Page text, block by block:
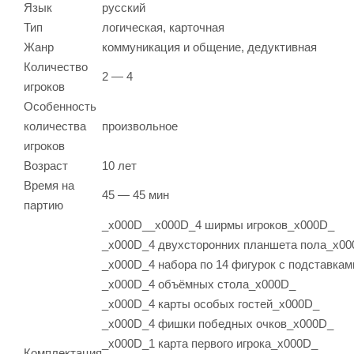
Язык
русский
Тип
логическая, карточная
Жанр
коммуникация и общение, дедуктивная
Количество
игроков
2 — 4
Особенность
количества
игроков
произвольное
Возраст
10 лет
Время на
партию
45 — 45 мин
_x000D__x000D_4 ширмы игроков_x000D_
_x000D_4 двухсторонних планшета
_x000D_4 набора по 14 фигурок с
_x000D_4 объёмных стола_x000D_
_x000D_4 карты особых гостей_x000D_
_x000D_4 фишки победных очков_x000D_
_x000D_1 карта первого игрока_x000D_